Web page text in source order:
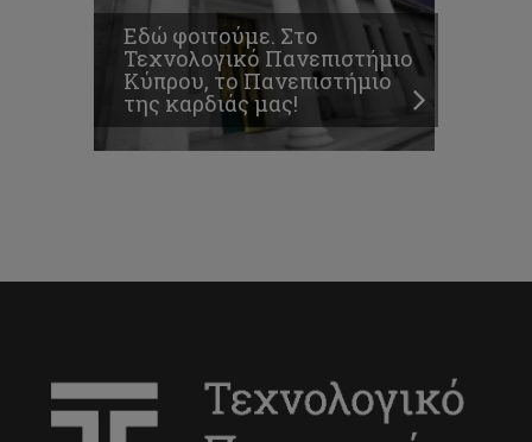
Εδώ φοιτούμε. Στο
Τεχνολογικό Πανεπιστήμιο
Κύπρου, το Πανεπιστήμιο
της καρδιάς μας!